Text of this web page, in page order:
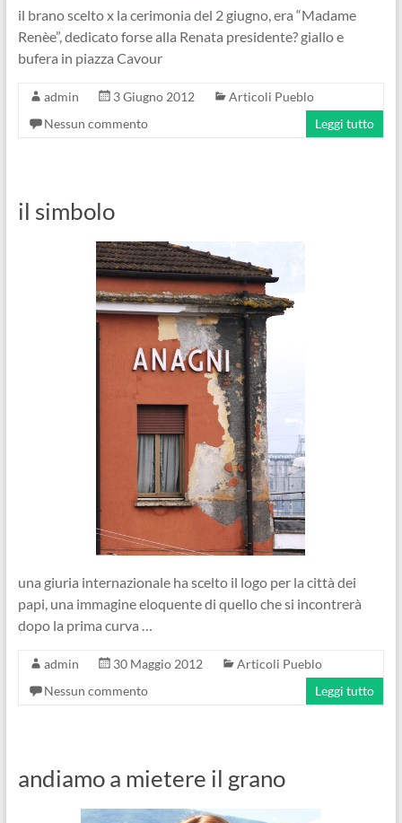
il brano scelto x la cerimonia del 2 giugno, era “Madame
Renèe”, dedicato forse alla Renata presidente? giallo e
bufera in piazza Cavour
admin 3 Giugno 2012
Articoli Pueblo
Nessun commento
Leggi tutto
il simbolo
una giuria internazionale ha scelto il logo per la città dei
papi, una immagine eloquente di quello che si incontrerà
dopo la prima curva …
admin 30 Maggio 2012
Articoli Pueblo
Nessun commento
Leggi tutto
andiamo a mietere il grano